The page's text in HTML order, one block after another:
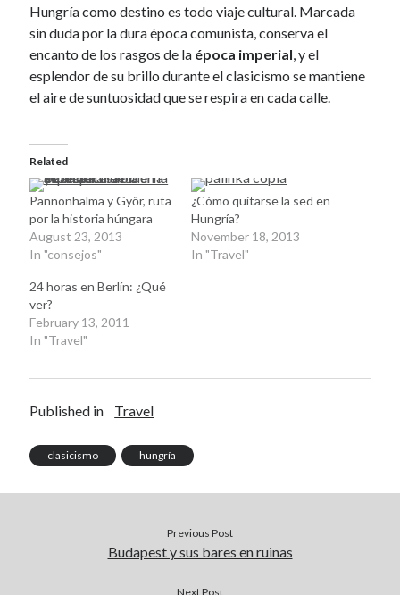
October 2009
September 2009
August 2009
July 2009
June 2009
April 2009
February 2009
January 2009
November 2008
October 2008
September 2008
Viajeras
Hungría como destino es todo viaje cultural. Marcada
sin duda por la dura época comunista, conserva el
encanto de los rasgos de la época imperial, y el
esplendor de su brillo durante el clasicismo se mantiene
el aire de suntuosidad que se respira en cada calle.
Related
Pannonhalma y Győr, ruta
por la historia húngara
August 23, 2013
In "consejos"
¿Cómo quitarse la sed en
Hungría?
November 18, 2013
In "Travel"
24 horas en Berlín: ¿Qué
ver?
February 13, 2011
In "Travel"
Published in Travel
clasicismo hungría
Previous Post
Budapest y sus bares en ruinas
Next Post